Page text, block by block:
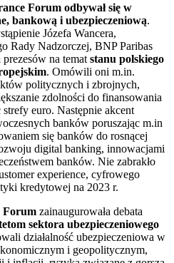
Forum odbywał się w
bankową i ubezpieczeniową.
Józefa Wancera,
Rady Nadzorczej, BNP Paribas
na temat stanu polskiego
. Omówili oni m.in.
politycznych i zbrojnych,
zdolności do finansowania
euro. Następnie akcent
banków poruszając m.in
się banków do rosnącej
digital banking, innowacjami
banków. Nie zabrakło
experience, cyfrowego
kredytowej na 2023 r.
Forum zainaugurowała debata
sektora ubezpieczeniowego
działalność ubezpieczeniowa w
i geopolitycznym,